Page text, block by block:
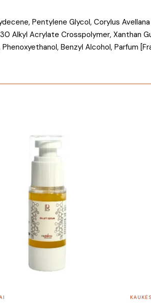
Pentylene Glycol, Corylus
Alkyl Acrylate Crosspolymer, Xanthan
Benzyl Alcohol, Parfum
KAUKĖS